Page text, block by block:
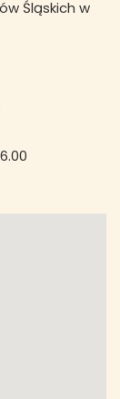
Śląskich w